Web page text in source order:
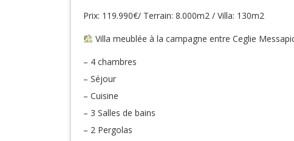
Prix: 119.990€/ Terrain: 8.000m2 / Villa: 130m2
Villa meublée à la campagne entre Ceglie
– 4 chambres
– Séjour
– Cuisine
– 3 Salles de bains
– 2 Pergolas